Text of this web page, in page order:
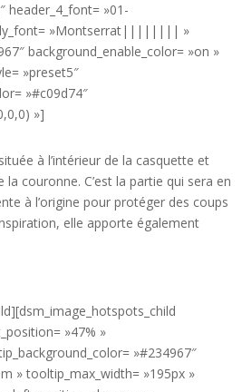
header_4_font= »01-
»Montserrat|||||||| »
background_enable_color= »on »
»preset5″
»#c09d74″
»]
à l’intérieur de la casquette et
couronne. C’est la partie qui sera en
à l’origine pour protéger des coups
elle apporte également
»47% »
»#234967″
» tooltip_max_width= »195px »